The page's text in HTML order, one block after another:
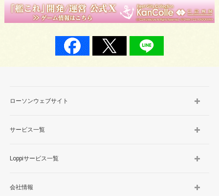
ローソンウェブサイト
サービス一覧
Loppiサービス一覧
会社情報